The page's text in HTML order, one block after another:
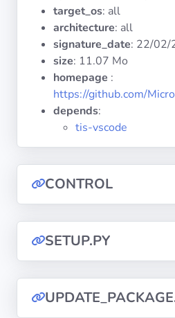
Documentation
Tranquil IT
Liste de
target_os: all
architecture: all
signature_date: 22/02/
size: 11.07 Mo
homepage :
https://github.com/
depends:
tis-vscode
CONTROL
SETUP.PY